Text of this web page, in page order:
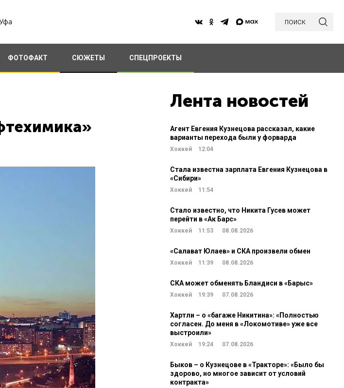
поиск
ФОТОФАКТ СЮЖЕТЫ СПЕЦПРОЕКТЫ
Лента новостей
Агент Евгения Кузнецова рассказал, какие
варианты перехода были у форварда
Хоккей 12:04
Стала известна зарплата Евгения Кузнецова в
«Сибири»
Хоккей 11:54
Стало известно, что Никита Гусев может
перейти в «Ак Барс»
Хоккей 11:53 08.08.2026
«Салават Юлаев» и СКА произвели обмен
Хоккей 11:39 08.08.2026
СКА может обменять Бландиси в «Барыс»
Хоккей 19:39 07.08.2026
Хартли – о «багаже Никитина»: «Полностью
согласен. До меня в «Локомотиве» уже все
выстроили»
Хоккей 19:24 07.08.2026
Быков – о Кузнецове в «Тракторе»: «Было бы
здорово, но многое зависит от условий
контракта»